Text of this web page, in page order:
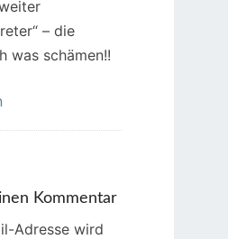
– die
was schämen!!
Kommentar
Adresse wird